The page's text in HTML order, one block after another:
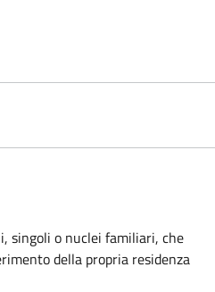
singoli o nuclei familiari, che
della propria residenza